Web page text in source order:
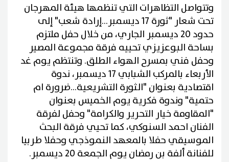
وتتواصل التظاهرات التي تنظمها هيئة المهرجان
تحت شعار "ثورة 17 ديسمبر...إرادة شعب" إلى
حدود 20 ديسمبر الجاري، من خلال حفل ملتزم
بساحة البوعزيزي تحييه فرقة مجموعة المصير
وحفل فني بمسرح الهواء الطلق. وتنتظم يوم غد
الأربعاء بالمركب الشبابي 17 ديسمبر، ندوة
اقتصادية بعنوان "الثورة التشريعية...ضرورة ام
حتمية" وندوة فكرية يوم الخميس بعنوان
"المقاومة خيار التحرير والكرامة" وحفل لفرقة
الفنان احمد السنوكي، كما تحيي فرقة البحث
الموسيقي حفلا بالمعهد النموذجي وحفلا طربيا
للفنانة ألفة بن رمضان يوم الجمعة 20 ديسمبر.